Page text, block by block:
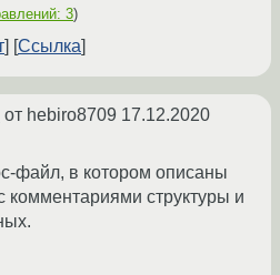
3)
Ссылка
от hebiro8709 17.12.2020
файл, в котором описаны
комментариями структуры и